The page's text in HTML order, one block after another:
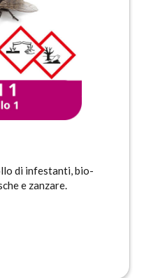
di infestanti, bio-
e zanzare.